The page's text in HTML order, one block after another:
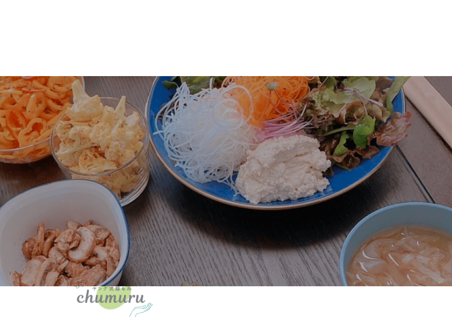
予約
Reservation
覧いただきありがとうございます。
す。
問い合わせは、
さい。
LINEで予約
お問い合わせフォーム
WEB予約